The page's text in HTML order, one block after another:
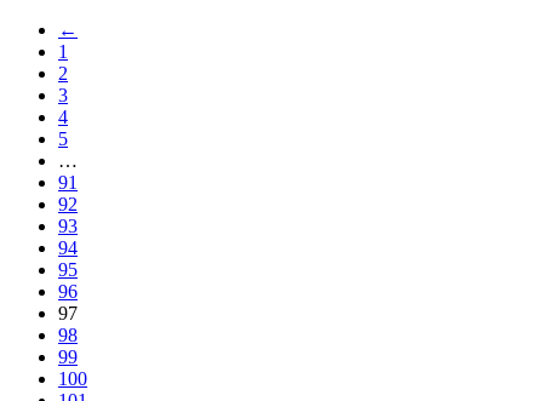
←
1
2
3
4
5
…
91
92
93
94
95
96
97
98
99
100